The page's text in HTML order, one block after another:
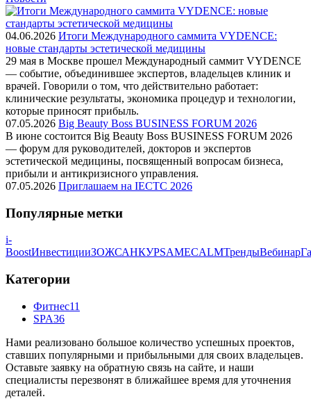
04.06.2026 Итоги Международного саммита VYDENCE:
новые стандарты эстетической медицины
29 мая в Москве прошел Международный саммит VYDENCE
— событие, объединившее экспертов, владельцев клиник и
врачей. Говорили о том, что действительно работает:
клинические результаты, экономика процедур и технологии,
которые приносят прибыль.
07.05.2026 Big Beauty Boss BUSINESS FORUM 2026
В июне состоится Big Beauty Boss BUSINESS FORUM 2026
— форум для руководителей, докторов и экспертов
эстетической медицины, посвященный вопросам бизнеса,
прибыли и антикризисного управления.
07.05.2026 Приглашаем на IECTC 2026
Популярные метки
i-
BoostИнвестицииЗОЖСАНКУРSAMECALMТрендыВебинар
Категории
Фитнес11
SPA36
Нами реализовано большое количество успешных проектов,
ставших популярными и прибыльными для своих владельцев.
Оставьте заявку на обратную связь на сайте, и наши
специалисты перезвонят в ближайшее время для уточнения
деталей.